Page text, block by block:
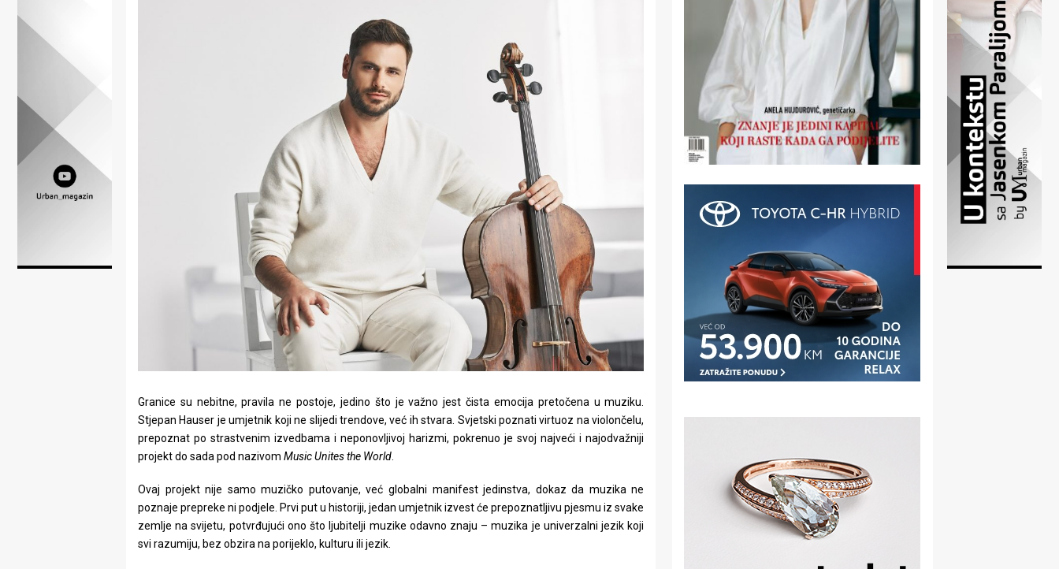
Lifestyle
Beauty
Zdravlje
stolom
u
Granice su nebitne, pravila ne postoje, jedino što je važno jest čista emocija pretočena u muziku.
Stjepan Hauser je umjetnik koji ne slijedi trendove, već ih stvara. Svjetski poznati virtuoz na violončelu,
prepoznat po strastvenim izvedbama i neponovljivoj harizmi, pokrenuo je svoj najveći i najodvažniji
projekt do sada pod nazivom Music Unites the World
Ovaj projekt nije samo muzičko putovanje, već globalni manifest jedinstva, dokaz da muzika ne
poznaje prepreke ni podjele. Prvi put u historiji, jedan umjetnik izvest će prepoznatljivu pjesmu iz svake
zemlje na svijetu, potvrđujući ono što ljubitelji muzike odavno znaju – muzika je univerzalni jezik koji
svi razumiju, bez obzira na porijeklo, kulturu ili jezik.